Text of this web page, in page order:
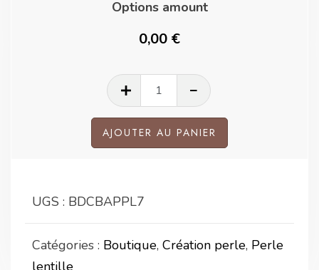
Options amount
0,00 €
quantité
de
Perle
lentille
AJOUTER AU PANIER
UGS : BDCBAPPL7
Catégories : Boutique, Création perle, Perle
lentille